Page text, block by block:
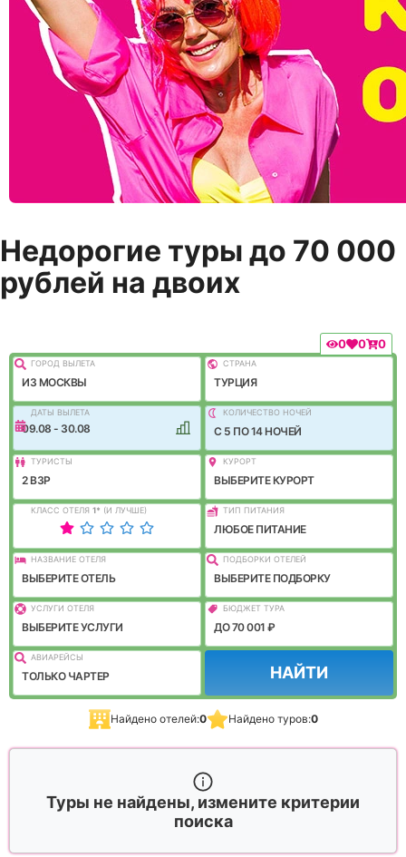
Недорогие туры до 70 000
рублей на двоих
0 0 0
ГОРОД ВЫЛEТА
ИЗ МОСКВЫ
СТРАНА
ТУРЦИЯ
ДАТЫ ВЫЛЕТА
09.08 - 30.08
КОЛИЧЕСТВО НОЧЕЙ
C 5 ПО 14 НОЧЕЙ
ТУРИСТЫ
2 ВЗР
КУРОРТ
ВЫБЕРИТЕ КУРОРТ
КЛАСС ОТЕЛЯ 1* (И ЛУЧШЕ) ТИП ПИТАНИЯ
ЛЮБОЕ ПИТАНИЕ
НАЗВАНИЕ ОТЕЛЯ
ВЫБЕРИТЕ ОТЕЛЬ
ПОДБОРКИ ОТЕЛЕЙ
ВЫБЕРИТЕ ПОДБОРКУ
УСЛУГИ ОТЕЛЯ
ВЫБЕРИТЕ УСЛУГИ
БЮДЖЕТ ТУРА
ДО 70 001 ₽
АВИАРЕЙСЫ
ТОЛЬКО ЧАРТЕР НАЙТИ
Найдено отелей:0 Найдено туров:0
Туры не найдены, измените критерии
поиска